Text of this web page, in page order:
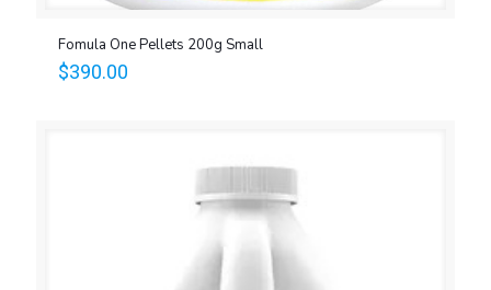
Fomula One Pellets 200g Small
$390.00